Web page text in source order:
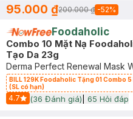
95.000 ₫200.000 ₫ -52%
Foodaholic
Combo 10 Mặt Nạ
Tạo Da 23g
Derma Perfect Renewal Mask
BILL 129K Foodaholic Tặng 01 Combo
(SL có hạn)
4.7
Start Icon
(36 Đánh giá) 65 Hỏi đáp